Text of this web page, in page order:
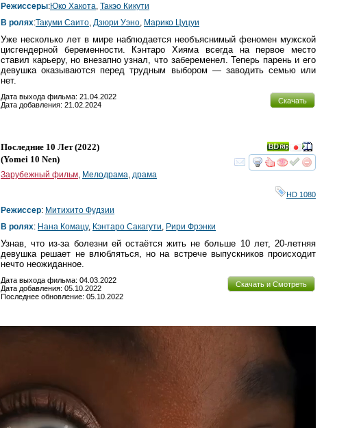
Режиссеры:Юко Хакота Такэо Кикути
В ролях:Такуми Саито Дзюри Уэно Марико Цуцуи
Уже несколько лет в мире наблюдается необъяснимый феномен мужской
цисгендерной беременности. Кэнтаро Хияма всегда на первое место
ставил карьеру, но внезапно узнал, что забеременел. Теперь парень и его
девушка оказываются перед трудным выбором — заводить семью или
нет.
Скачать
Дата выхода фильма: 21.04.2022
Дата добавления: 21.02.2024
смотретьинтересует
Последние 10 Лет(2022)
(Yomei 10 Nen)
Зарубежный фильм Мелодрама драма
HD 1080
Режиссер: Митихито Фудзии
В ролях: Нана Комацу, Кэнтаро Сакагути Рири Фрэнки
Узнав, что из-за болезни ей остаётся жить не больше 10 лет, 20-летняя
девушка решает не влюбляться, но на встрече выпускников происходит
нечто неожиданное.
Скачать и Смотреть
Дата выхода фильма: 04.03.2022
Дата добавления: 05.10.2022
Последнее обновление: 05.10.2022